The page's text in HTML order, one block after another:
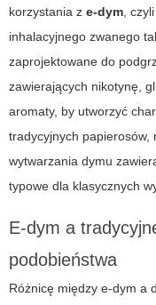
korzystania z e-dym,
inhalacyjnego zwanego
zaprojektowane do
zawierających nikotynę,
aromaty, by utworzyć
tradycyjnych papierosów,
wytwarzania dymu
typowe dla klasycznych
E-dym a
podobieństwa
Różnicę między e-dym a